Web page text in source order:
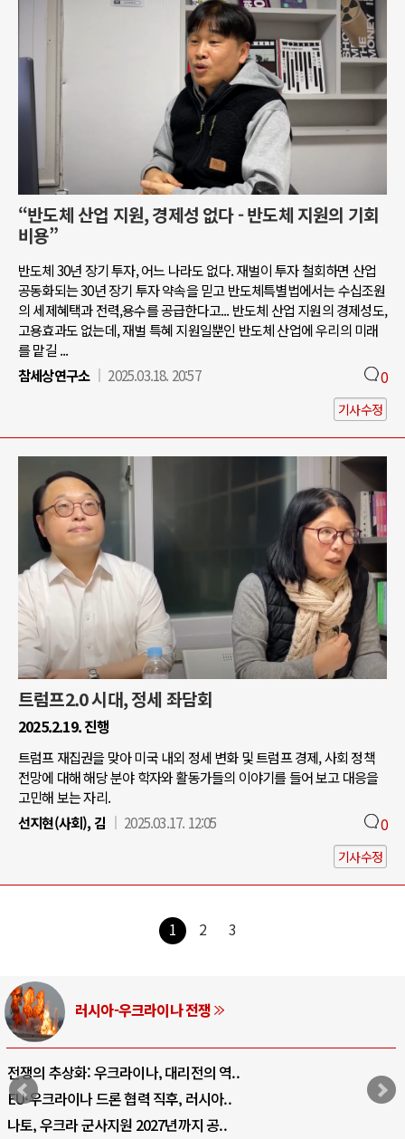
“반도체 산업 지원, 경제성 없다 - 반도체 지원의 기회
비용”
반도체 30년 장기 투자, 어느 나라도 없다. 재벌이 투자 철회하면 산업
공동화되는 30년 장기 투자 약속을 믿고 반도체특별법에서는 수십조원
의 세제혜택과 전력,용수를 공급한다고... 반도체 산업 지원의 경제성도,
고용효과도 없는데, 재벌 특혜 지원일뿐인 반도체 산업에 우리의 미래
를 맡길 ...
참세상연구소
2025.03.18. 20:57 0
기사수정
트럼프2.0 시대, 정세 좌담회
2025.2.19. 진행
트럼프 재집권을 맞아 미국 내외 정세 변화 및 트럼프 경제, 사회 정책
전망에 대해 해당 분야 학자와 활동가들의 이야기를 들어 보고 대응을
고민해 보는 자리.
선지현(사회), 김
2025.03.17. 12:05 0
기사수정
1 2 3
러시아-우크라이나 전쟁
전쟁의 추상화: 우크라이나, 대리전의 역..
EU·우크라이나 드론 협력 직후, 러시아..
나토, 우크라 군사지원 2027년까지 공..